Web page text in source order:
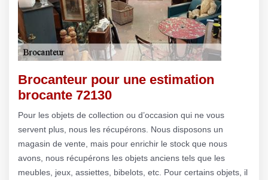
Brocanteur pour une estimation
brocante 72130
Pour les objets de collection ou d’occasion qui ne vous
servent plus, nous les récupérons. Nous disposons un
magasin de vente, mais pour enrichir le stock que nous
avons, nous récupérons les objets anciens tels que les
meubles, jeux, assiettes, bibelots, etc. Pour certains objets, il